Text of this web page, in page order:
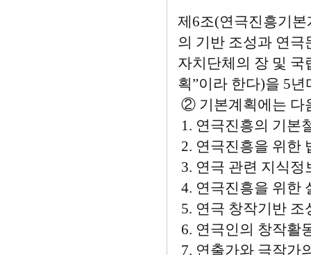
제6조(연극진흥기
의 기반 조성과 연
자치단체의 장 및
획”이라 한다)을 5
② 기본계획에는 다
1. 연극진흥의 기본
2. 연극진흥을 위한
3. 연극 관련 지식
4. 연극진흥을 위한
5. 연극 창작기반
6. 연극인의 창작활
7. 연출가와 극작가